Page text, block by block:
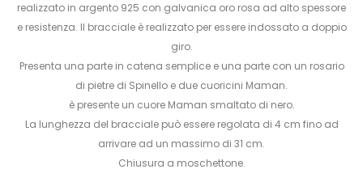
realizzato in argento 925 con galvanica oro rosa ad alto spessore
e resistenza. Il bracciale è realizzato per essere indossato a doppio
giro.
Presenta una parte in catena semplice e una parte con un rosario
di pietre di Spinello e due cuoricini Maman.
è presente un cuore Maman smaltato di nero.
La lunghezza del bracciale può essere regolata di 4 cm fino ad
arrivare ad un massimo di 31 cm.
Chiusura a moschettone.